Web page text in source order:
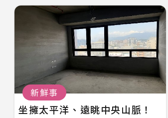
新鮮事
坐擁太平洋、遠眺中央山脈！